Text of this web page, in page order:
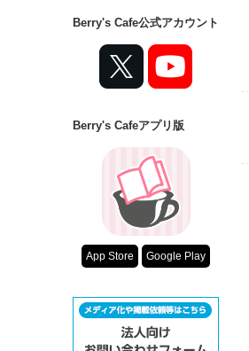
Berry's Cafe公式アカウント
Berry's Cafeアプリ版
App Store Google Play